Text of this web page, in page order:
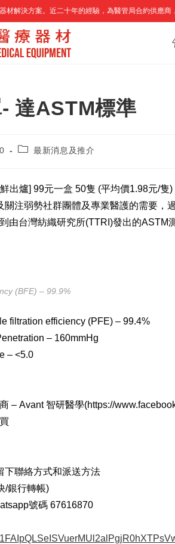
材解決方案。近二十年的經驗，為醫管局合約供應商
達ASTM標準
Post最新消息及推介
出爐] 99元一盒 50隻 (平均價1.98元/隻)
注弱勢社群團體及專業醫護的需要，
由台灣紡織研究所(TTRI)發出的ASTM
(BFE) – 99.9%
filtration efficiency (PFE) – 99.4%
– 160mmHg
– <5.0
– Avant 智研醫學(https://
下聯絡方式和派送方法
/銀行轉帳)
號碼 67616870